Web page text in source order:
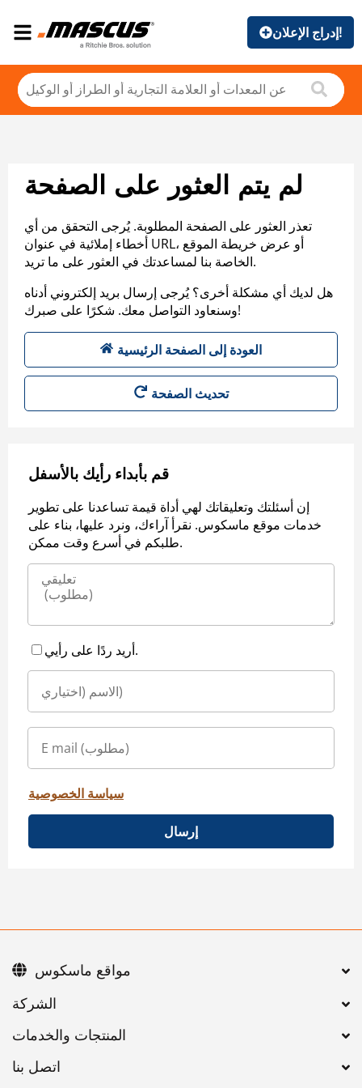
إدراج الإعلان!
لم يتم العثور على الصفحة
تعذر العثور على الصفحة المطلوبة. يُرجى التحقق من أي
أخطاء إملائية في عنوان URL، أو عرض خريطة الموقع
الخاصة بنا لمساعدتك في العثور على ما تريد.
هل لديك أي مشكلة أخرى؟ يُرجى إرسال بريد إلكتروني أدناه
وسنعاود التواصل معك. شكرًا على صبرك!
العودة إلى الصفحة الرئيسية
تحديث الصفحة
قم بأبداء رأيك بالأسفل
إن أسئلتك وتعليقاتك لهي أداة قيمة تساعدنا على تطوير
خدمات موقع ماسكوس. نقرأ آراءك، ونرد عليها، بناء على
طلبكم في أسرع وقت ممكن.
أريد ردًا على رأيي.
سياسة الخصوصية
إرسال
اتصل بنا
مواقع ماسكوس